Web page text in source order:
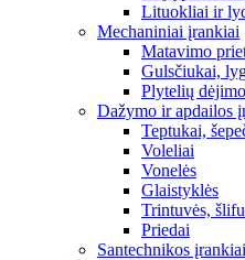
Lituokliai ir
Mechaniniai įrankiai
Matavimo
Gulsčiukai,
Plytelių
Dažymo ir apdailos
Teptukai,
Voleliai
Vonelės
Glaistyklės
Trintuvės,
Priedai
Santechnikos įrankiai